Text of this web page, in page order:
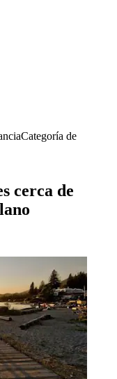
Categoría de
cerca de